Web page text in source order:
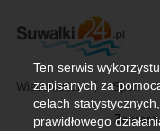
Wiadomości Sport
Ten serwis
zapisanych za
celach
prawidłowego